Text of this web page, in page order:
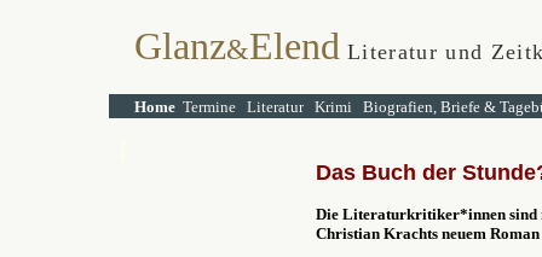
Glanz&Elend Literatur und
Home Termine Literatur Krimi Biografien, Briefe &
Das Buch der
Die Literaturkritiker*innen sind
Christian Krachts neuem Roman